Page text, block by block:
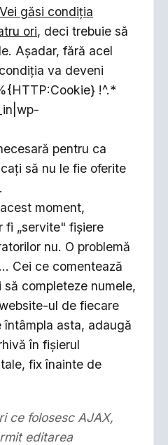
Vei găsi condiţia
ori, deci trebuie să
Aşadar, fără acel
va deveni
!^.*
pentru ca
să nu le fie oferite
moment,
fi „servite" fişiere
nu. O problemă
Cei ce comentează
completeze numele,
ul de fiecare
asta, adaugă
în fişierul
fix înainte de
ce folosesc AJAX,
editarea